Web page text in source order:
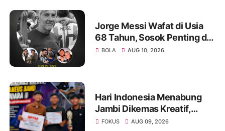
Jorge Messi Wafat di Usia
68 Tahun, Sosok Penting di
Balik Perjalanan Karier
BOLA AUG 10, 2026
Hari Indonesia Menabung
Jambi Dikemas Kreatif,
Spontaneus Band Raih Juara
FOKUS AUG 09, 2026